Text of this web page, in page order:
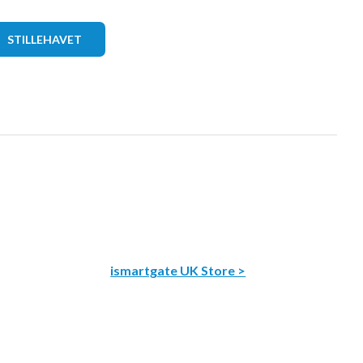
STILLEHAVET
ismartgate UK Store >